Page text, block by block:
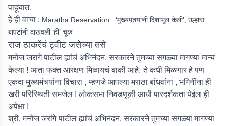
पाहूयात.
हे ही वाचा : Maratha Reservation : ‘मुख्यमंत्र्यांनी दिशाभूल केली’, उल्हास
बापटांनी दाखवली ‘ही’ चूक
राज ठाकरेंचं ट्वीट जसेच्या तसे
मनोज जरांगे पाटील ह्यांचं अभिनंदन. सरकारने तुमच्या सगळ्या मागण्या मान्य
केल्या ! आता फक्त आरक्षण मिळायचं बाकी आहे. ते कधी मिळणार हे पण
एकदा मुख्यमंत्र्यांना विचारा , म्हणजे आपल्या मराठा बांधवांना , भगिनींना ही
खरी परिस्थिती समजेल ! लोकसभा निवडणूकी आधी पारदर्शकता येईल ही
अपेक्षा !
श्री. मनोज जरांगे पाटील ह्यांचं अभिनंदन. सरकारने तुमच्या सगळ्या मागण्या